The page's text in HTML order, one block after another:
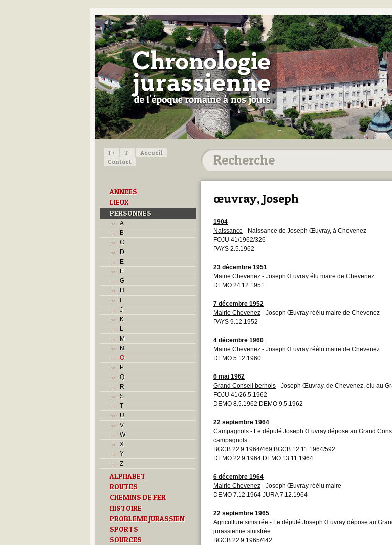
T+ T-
Accueil
Contact
ANNEES
LIEUX
PERSONNES
A
B
C
D
E
F
G
H
I
J
K
L
M
N
O
P
Q
R
S
T
U
V
W
X
Y
Z
ALPHABET
ROUTES
CHEMINS DE FER
HISTOIRE
PROBLEME JURASSIEN
SPORTS
SOURCES
œuvray, Joseph
1904
Naissance - Naissance de Joseph Œuvray, à Chevenez
FOJU 41/1962/326
PAYS 2.5.1962
23 décembre 1951
Mairie Chevenez - Joseph Œuvray élu maire de Chevenez
DEMO 24.12.1951
7 décembre 1952
Mairie Chevenez - Joseph Œuvray réélu maire de Chevenez
PAYS 9.12.1952
4 décembre 1960
Mairie Chevenez - Joseph Œuvray réélu maire de Chevenez
DEMO 5.12.1960
6 mai 1962
Grand Conseil bernois - Joseph Œuvray, de Chevenez, élu au
FOJU 41/26.5.1962
DEMO 8.5.1962 DEMO 9.5.1962
22 septembre 1964
Campagnols - Le député Joseph Œuvray dépose au Grand
campagnols
BGCB 22.9.1964/469 BGCB 12.11.1964/592
DEMO 22.9.1964 DEMO 13.11.1964
6 décembre 1964
Mairie Chevenez - Joseph Œuvray réélu maire
DEMO 7.12.1964 JURA 7.12.1964
22 septembre 1965
Agriculture sinistrée - Le député Joseph Œuvray dépose au
jurassienne sinistrée
BGCB 22.9.1965/442